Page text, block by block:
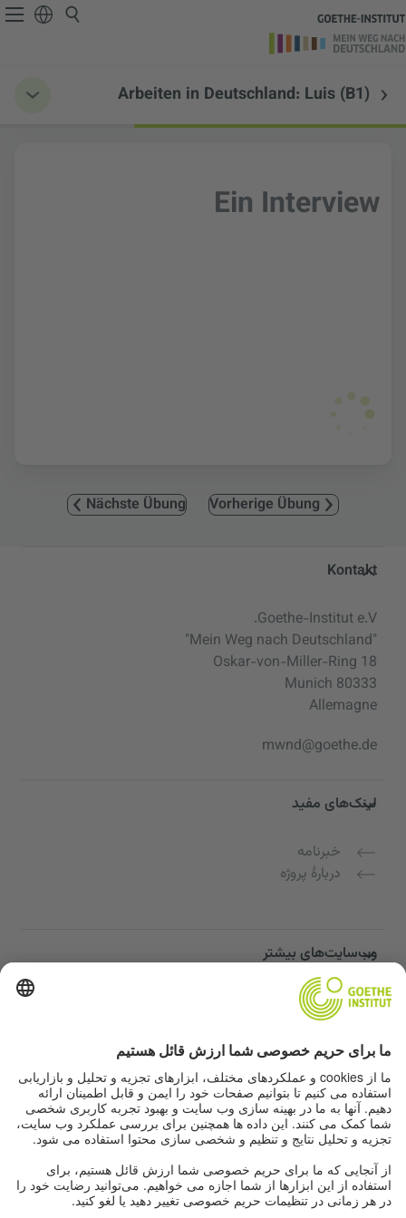
Arbeiten in Deutschland: Luis (B1)
Ein Interview
Vorherige Übung
Nächste Übung
Service- und Informationsbereich
Kontakt
Goethe-Institut e.V.
"Mein Weg nach Deutschland"
Oskar-von-Miller-Ring 18
80333 Munich
Allemagne
mwnd@goethe.de
لینک‌های مفید
خبرنامه
دربارهٔ پروژه
وب‌سایت‌های بیشتر
Community “Deutsch für dich”
تمرین زبان آلمانی به صورت رایگان
دوره‌های زبان آلمانی مؤسسه گوته
پورتال معلمان "Deutschstunde"
حریم خصوصی و دسترسی‌پذیری
تنظیمات حریم خصوصی